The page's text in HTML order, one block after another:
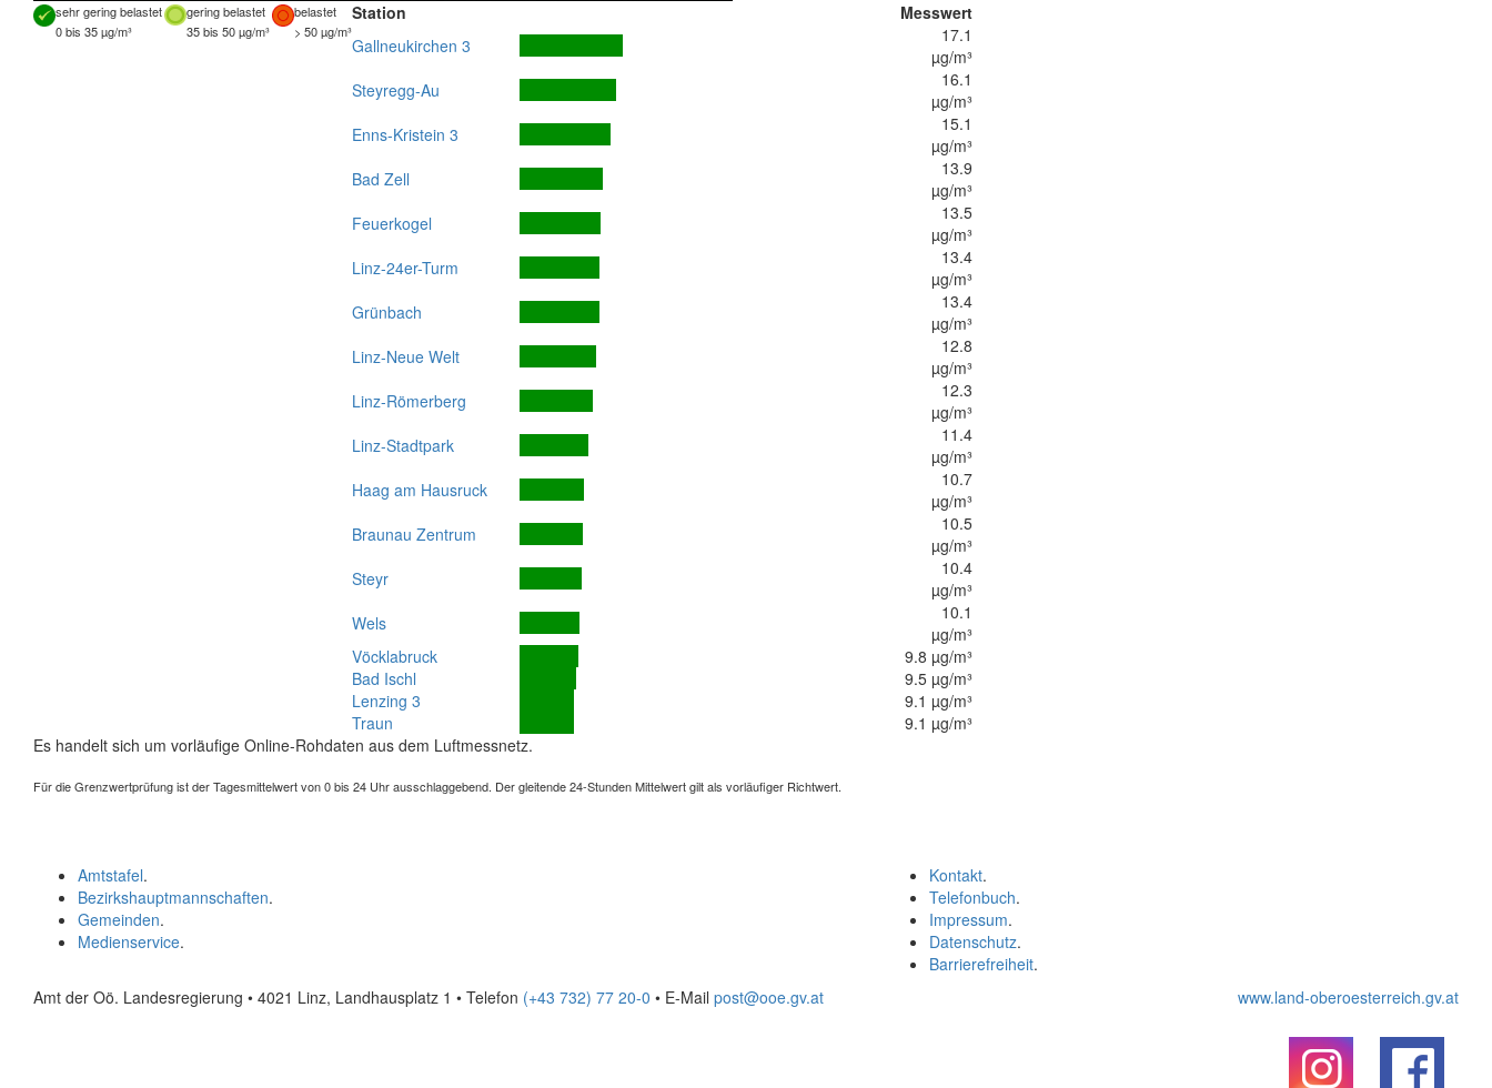
sehr gering belastet gering belastet
belastet
0 bis 35 µg/m³
35 bis 50 µg/m³ > 50 µg/m³
Station
Messwert
Gallneukirchen 3
17.1
µg/m³
Steyregg-Au
16.1
µg/m³
Enns-Kristein 3
15.1
µg/m³
Bad Zell
13.9
µg/m³
Feuerkogel
13.5
µg/m³
Linz-24er-Turm
13.4
µg/m³
Grünbach
13.4
µg/m³
Linz-Neue Welt
12.8
µg/m³
Linz-Römerberg
12.3
µg/m³
Linz-Stadtpark
11.4
µg/m³
Haag am Hausruck
10.7
µg/m³
Braunau Zentrum
10.5
µg/m³
Steyr
10.4
µg/m³
Wels
10.1
µg/m³
Vöcklabruck
9.8 µg/m³
Bad Ischl
9.5 µg/m³
Lenzing 3
9.1 µg/m³
Traun
9.1 µg/m³
Es handelt sich um vorläufige Online-Rohdaten aus dem Luftmessnetz.
Für die Grenzwertprüfung ist der Tagesmittelwert von 0 bis 24 Uhr ausschlaggebend. Der gleitende 24-Stunden Mittelwert gilt als vorläufiger Richtwert.
Kontakt.
Telefonbuch.
Impressum.
Datenschutz.
Barrierefreiheit.
Amtstafel.
Bezirkshauptmannschaften.
Gemeinden.
Medienservice.
Amt der Oö. Landesregierung • 4021 Linz, Landhausplatz 1 • Telefon (+43 732) 77 20-0 • E-Mail post@ooe.gv.at www.land-oberoesterreich.gv.at